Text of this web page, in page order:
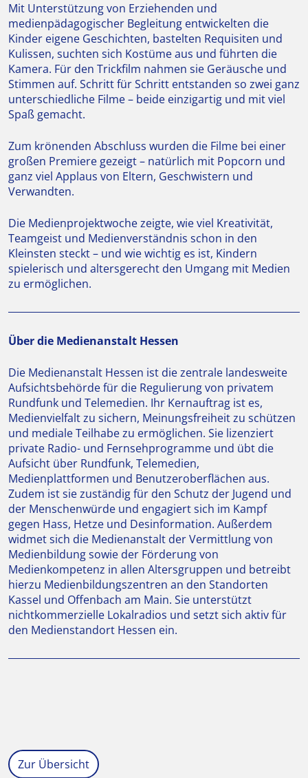
Mit Unterstützung von Erziehenden und
medienpädagogischer Begleitung entwickelten die
Kinder eigene Geschichten, bastelten Requisiten und
Kulissen, suchten sich Kostüme aus und führten die
Kamera. Für den Trickfilm nahmen sie Geräusche und
Stimmen auf. Schritt für Schritt entstanden so zwei ganz
unterschiedliche Filme – beide einzigartig und mit viel
Spaß gemacht.
Zum krönenden Abschluss wurden die Filme bei einer
großen Premiere gezeigt – natürlich mit Popcorn und
ganz viel Applaus von Eltern, Geschwistern und
Verwandten.
Die Medienprojektwoche zeigte, wie viel Kreativität,
Teamgeist und Medienverständnis schon in den
Kleinsten steckt – und wie wichtig es ist, Kindern
spielerisch und altersgerecht den Umgang mit Medien
zu ermöglichen.
Über die Medienanstalt Hessen
Die Medienanstalt Hessen ist die zentrale landesweite
Aufsichtsbehörde für die Regulierung von privatem
Rundfunk und Telemedien. Ihr Kernauftrag ist es,
Medienvielfalt zu sichern, Meinungsfreiheit zu schützen
und mediale Teilhabe zu ermöglichen. Sie lizenziert
private Radio- und Fernsehprogramme und übt die
Aufsicht über Rundfunk, Telemedien,
Medienplattformen und Benutzeroberflächen aus.
Zudem ist sie zuständig für den Schutz der Jugend und
der Menschenwürde und engagiert sich im Kampf
gegen Hass, Hetze und Desinformation. Außerdem
widmet sich die Medienanstalt der Vermittlung von
Medienbildung sowie der Förderung von
Medienkompetenz in allen Altersgruppen und betreibt
hierzu Medienbildungszentren an den Standorten
Kassel und Offenbach am Main. Sie unterstützt
nichtkommerzielle Lokalradios und setzt sich aktiv für
den Medienstandort Hessen ein.
Zur Übersicht